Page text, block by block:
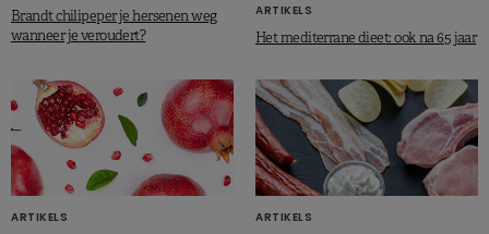
Brandt chilipeper je hersenen weg
wanneer je veroudert?
ARTIKELS
Het mediterrane dieet: ook na 65 jaar
ARTIKELS ARTIKELS